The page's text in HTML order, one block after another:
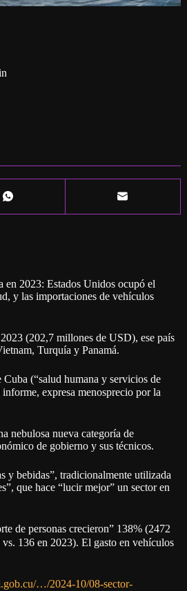
en 2023: Estados Unidos ocupó el
y las importaciones de vehículos
(202,7 millones de USD), ese país
Turquía y Panamá.
(“salud humana y servicios de
expresa menosprecio por la
nebulosa nueva categoría de
de gobierno y sus técnicos.
y bebidas”, tradicionalmente utilizada
que hace “lucir mejor” un sector en
de personas crecieron” 138% (2472
136 en 2023). El gasto en vehículos
…/2024-10/08-sector-